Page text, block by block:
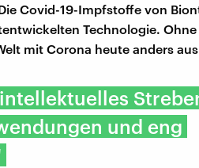
Covid-19-Impfstoffe von
Technologie.
mit Corona heute anders
und eng